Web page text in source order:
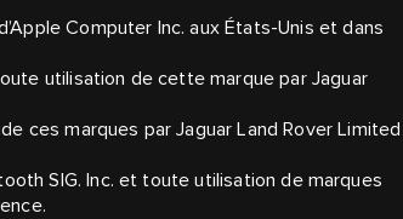
Computer Inc. aux États-Unis et dans
utilisation de cette marque par Jaguar
ces marques par Jaguar Land Rover Limited
SIG. Inc. et toute utilisation de marques